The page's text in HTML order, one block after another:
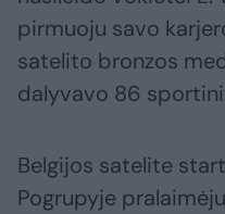
pirmuoju savo
satelito bronzos
dalyvavo 86
Belgijos satelite
Pogrupyje